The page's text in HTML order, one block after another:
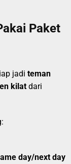
Paket
jadi teman
kilat dari
day/next day